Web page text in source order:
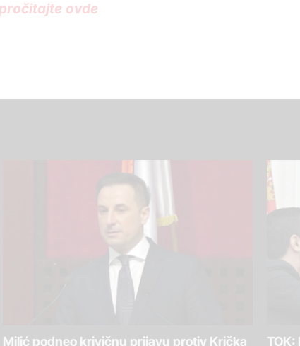
ovde
Milić podneo krivičnu prijavu protiv Krička